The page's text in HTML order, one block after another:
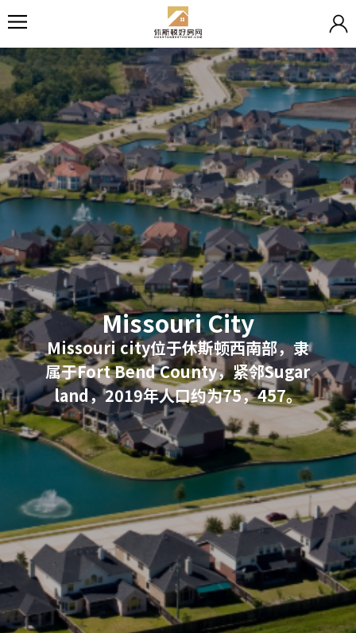
Missouri City
Missouri city位于休斯顿西南部，隶
属于Fort Bend County，紧邻Sugar
land，2019年人口约为75，457。